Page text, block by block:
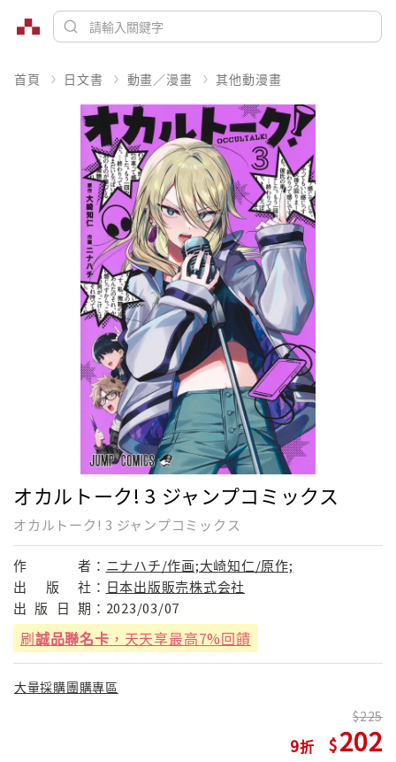
首頁 日文書 動畫／漫畫 其他動漫畫
オカルトーク! 3 ジャンプコミックス
オカルトーク! 3 ジャンプコミックス
作 者： ニナハチ/作画;大崎知仁/原作;
出
版 社： 日本出版販売株式会社
出 版 日 期： 2023/03/07
刷誠品聯名卡 ，天天享最高7%回饋
大量採購團購專區
9
225
202